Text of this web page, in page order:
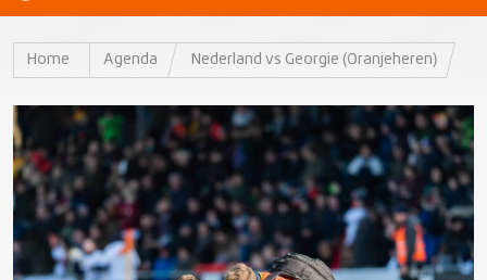
Home Agenda Nederland vs Georgie (Oranjeheren)